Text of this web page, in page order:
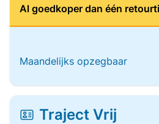
Al goedkoper dan één
Maandelijks opzegbaar
Traject Vrij